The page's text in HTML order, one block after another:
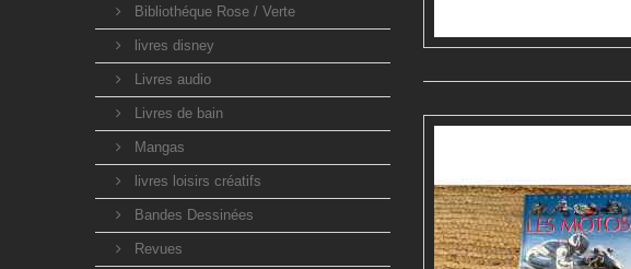
Bibliothéque Rose / Verte
livres disney
Livres audio
Livres de bain
Mangas
livres loisirs créatifs
Bandes Dessinées
Revues